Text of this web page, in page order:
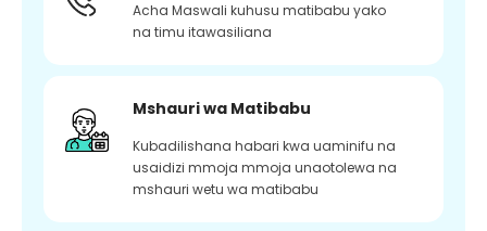
Acha Maswali kuhusu matibabu yako
na timu itawasiliana
Mshauri wa Matibabu
Kubadilishana habari kwa uaminifu na
usaidizi mmoja mmoja unaotolewa na
mshauri wetu wa matibabu